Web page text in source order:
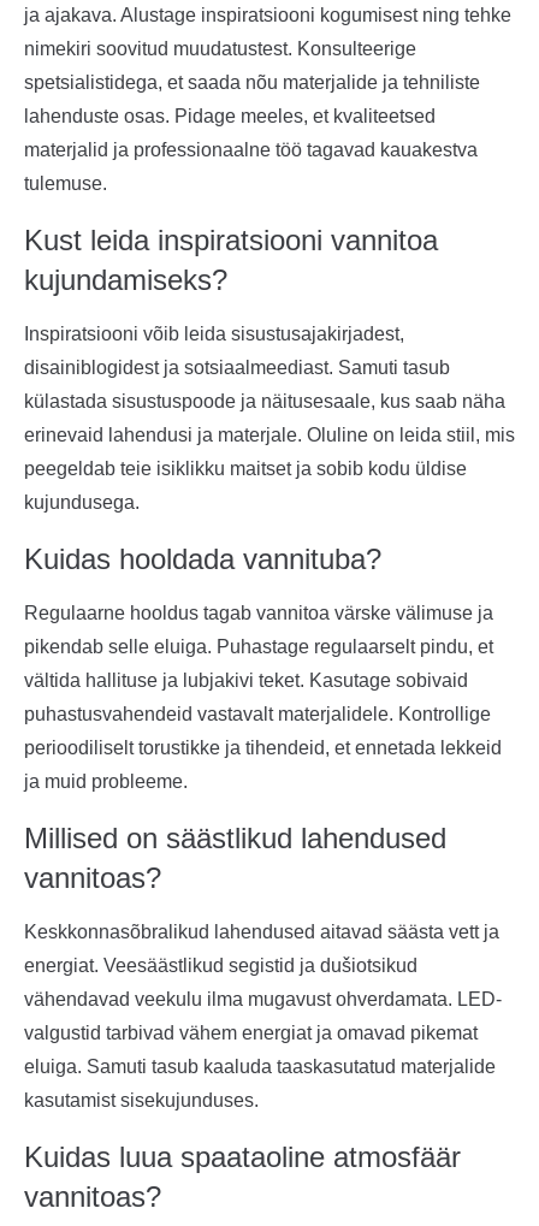
ja ajakava. Alustage inspiratsiooni kogumisest ning tehke
nimekiri soovitud muudatustest. Konsulteerige
spetsialistidega, et saada nõu materjalide ja tehniliste
lahenduste osas. Pidage meeles, et kvaliteetsed
materjalid ja professionaalne töö tagavad kauakestva
tulemuse.
Kust leida inspiratsiooni vannitoa
kujundamiseks?
Inspiratsiooni võib leida sisustusajakirjadest,
disainiblogidest ja sotsiaalmeediast. Samuti tasub
külastada sisustuspoode ja näitusesaale, kus saab näha
erinevaid lahendusi ja materjale. Oluline on leida stiil, mis
peegeldab teie isiklikku maitset ja sobib kodu üldise
kujundusega.
Kuidas hooldada vannituba?
Regulaarne hooldus tagab vannitoa värske välimuse ja
pikendab selle eluiga. Puhastage regulaarselt pindu, et
vältida hallituse ja lubjakivi teket. Kasutage sobivaid
puhastusvahendeid vastavalt materjalidele. Kontrollige
perioodiliselt torustikke ja tihendeid, et ennetada lekkeid
ja muid probleeme.
Millised on säästlikud lahendused
vannitoas?
Keskkonnasõbralikud lahendused aitavad säästa vett ja
energiat. Veesäästlikud segistid ja dušiotsikud
vähendavad veekulu ilma mugavust ohverdamata. LED-
valgustid tarbivad vähem energiat ja omavad pikemat
eluiga. Samuti tasub kaaluda taaskasutatud materjalide
kasutamist sisekujunduses.
Kuidas luua spaataoline atmosfäär
vannitoas?